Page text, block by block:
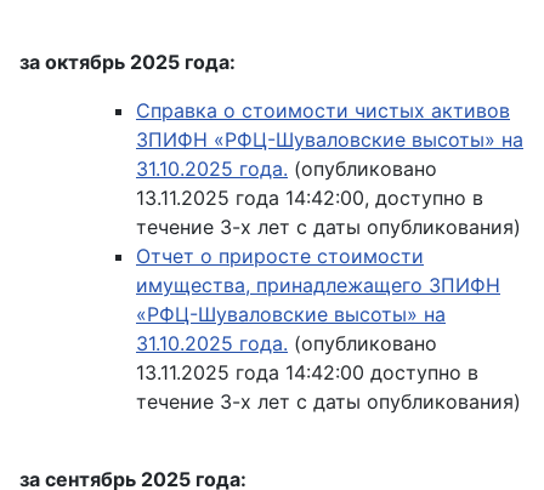
за октябрь 2025 года:
Справка о стоимости чистых активов
ЗПИФН «РФЦ-Шуваловские высоты» на
31.10.2025 года. (опубликовано
13.11.2025 года 14:42:00, доступно в
течение 3-х лет с даты опубликования)
Отчет о приросте стоимости
имущества, принадлежащего ЗПИФН
«РФЦ-Шуваловские высоты» на
31.10.2025 года. (опубликовано
13.11.2025 года 14:42:00 доступно в
течение 3-х лет с даты опубликования)
за cентябрь 2025 года: